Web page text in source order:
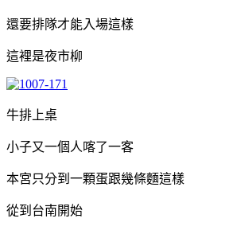
還要排隊才能入場這樣
這裡是夜市柳
牛排上桌
小子又一個人喀了一客
本宮只分到一顆蛋跟幾條麵這樣
從到台南開始